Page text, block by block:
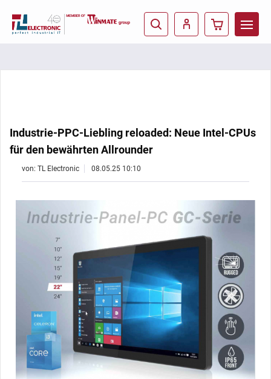
Industrie-PPC-Liebling reloaded: Neue Intel-CPUs
für den bewährten Allrounder
von: TL Electronic 08.05.25 10:10